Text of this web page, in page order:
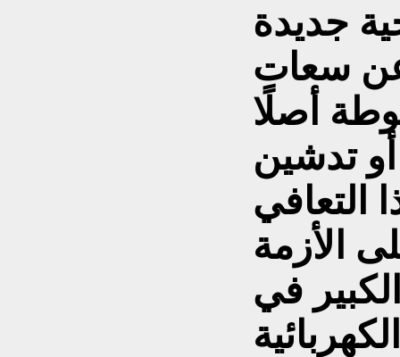
جديدة
عن سعات
أصلًا
أو تدشين
التعافي
الأزمة
في